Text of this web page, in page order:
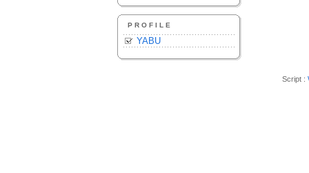
PROFILE
YABU
Script :